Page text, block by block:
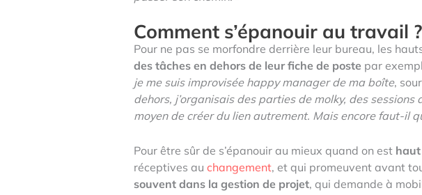
Comment s’épanouir au travail ?
Pour ne pas se morfondre derrière leur bureau, les
des tâches en dehors de leur fiche de poste par
je me suis improvisée happy manager de ma boîte,
dehors, j’organisais des parties de molky, des
moyen de créer du lien autrement. Mais encore faut-il
Pour être sûr de s’épanouir au mieux quand on est
réceptives au changement, et qui promeuvent avant
souvent dans la gestion de projet, qui demande à